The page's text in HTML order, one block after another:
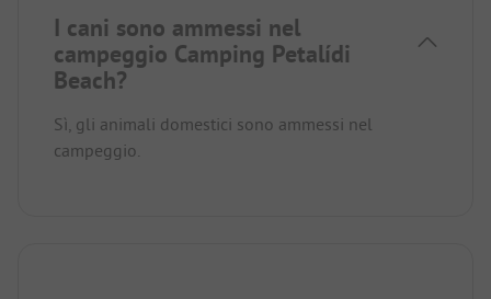
I cani sono ammessi nel
campeggio Camping Petalídi
Beach?
Sì, gli animali domestici sono ammessi nel
campeggio.